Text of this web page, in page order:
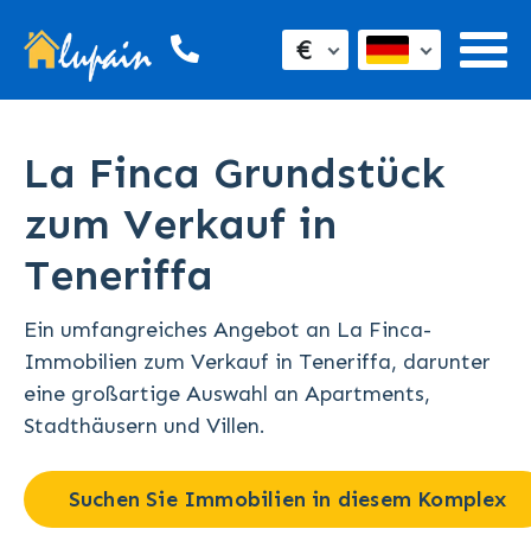
€
La Finca Grundstück
zum Verkauf in
Teneriffa
Ein umfangreiches Angebot an La Finca-
Immobilien zum Verkauf in Teneriffa, darunter
eine großartige Auswahl an Apartments,
Stadthäusern und Villen.
Suchen Sie Immobilien in diesem Komplex